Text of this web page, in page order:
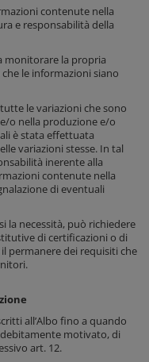
contenute nella
e responsabilità della
monitorare la propria
le informazioni siano
le variazioni che sono
o nella produzione e/o
è stata effettuata
variazioni stesse. In tal
inerente alla
contenute nella
di eventuali
la necessità, può richiedere
di certificazioni o di
permanere dei requisiti che
all’Albo fino a quando
motivato, di
art. 12.